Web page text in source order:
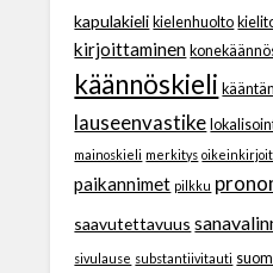
kapulakieli kielenhuolto
kirjoittaminen
käännöskieli
lauseenvastike
mainoskieli merkitys
paikannimet pilkku
saavutettavuus
sivulause substantiivitauti